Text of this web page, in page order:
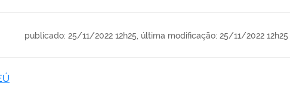
publicado: 25/11/2022 12h25, última modificação: 25/11/2022 12h25